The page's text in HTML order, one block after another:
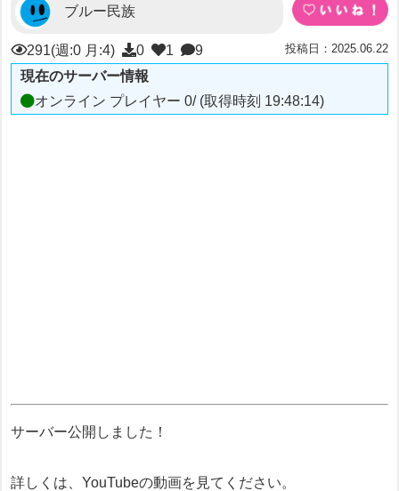
ブルー民族
291(週:0 月:4) 0 1 9 投稿日：2025.06.22
現在のサーバー情報
オンライン プレイヤー 0/ (取得時刻 19:48:14)
サーバー公開しました！
詳しくは、YouTubeの動画を見てください。